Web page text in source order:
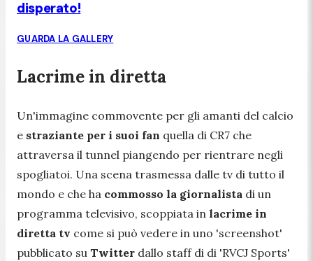
disperato!
GUARDA LA GALLERY
Lacrime in diretta
Un'immagine commovente per gli amanti del calcio
e straziante per i suoi fan quella di CR7 che
attraversa il tunnel piangendo per rientrare negli
spogliatoi. Una scena trasmessa dalle tv di tutto il
mondo e che ha commosso la giornalista di un
programma televisivo, scoppiata in lacrime in
diretta tv come si può vedere in uno 'screenshot'
pubblicato su Twitter dallo staff di di 'RVCJ Sports'